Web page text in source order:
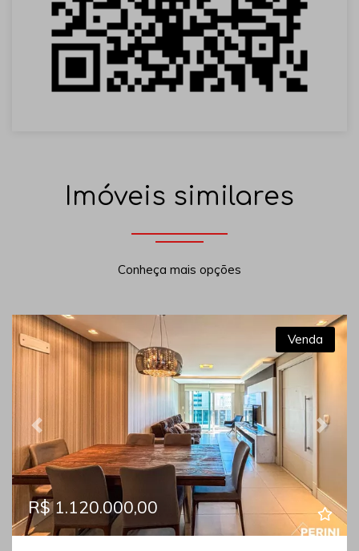
Imóveis similares
Conheça mais opções
Previous Next
Venda
R$ 1.120.000,00